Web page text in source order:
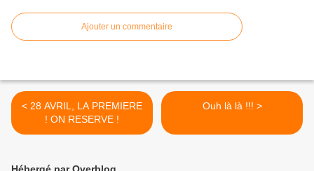
Ajouter un commentaire
< 28 AVRIL, LA PREMIERE
! ON RESERVE !
Ouh là là !!! >
Hébergé par Overblog